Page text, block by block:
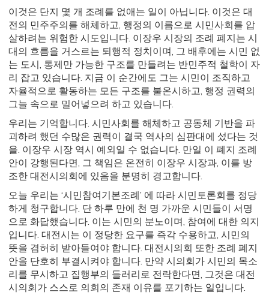
이것은 단지 몇 개 조례를 없애는 일이 아닙니다. 이것은 대
전의 민주주의를 해체하고, 행정의 이름으로 시민사회를 압
살하려는 위험한 시도입니다. 이장우 시장의 조례 폐지는 시
대의 흐름을 거스르는 퇴행적 정치이며, 그 배후에는 시민 없
는 도시, 통제만 가능한 구조를 만들려는 반민주적 철학이 자
리 잡고 있습니다. 지금 이 순간에도 그는 시민이 조직하고
자율적으로 활동하는 모든 구조를 불온시하고, 행정 권력의
그늘 속으로 밀어넣으려 하고 있습니다.
우리는 기억합니다. 시민사회를 해체하고 공동체 기반을 파
괴하려 했던 수많은 권력이 결국 역사의 심판대에 섰다는 것
을. 이장우 시장 역시 예외일 수 없습니다. 만일 이 폐지 조례
안이 강행된다면, 그 책임은 온전히 이장우 시장과, 이를 방
조한 대전시의회에 있음을 분명히 경고합니다.
오늘 우리는 ‘시민참여기본조례’ 에 따라 시민토론회를 정당
하게 청구합니다. 단 하루 만에 천 명 가까운 시민들이 서명
으로 화답했습니다. 이는 시민의 분노이며, 참여에 대한 의지
입니다. 대전시는 이 정당한 요구를 즉각 수용하고, 시민의
뜻을 겸허히 받아들여야 합니다. 대전시의회 또한 조례 폐지
안을 단호히 부결시켜야 합니다. 만약 시의회가 시민의 목소
리를 무시하고 집행부의 들러리로 전락한다면, 그것은 대전
시의회가 스스로 의회의 존재 이유를 포기하는 일입니다.